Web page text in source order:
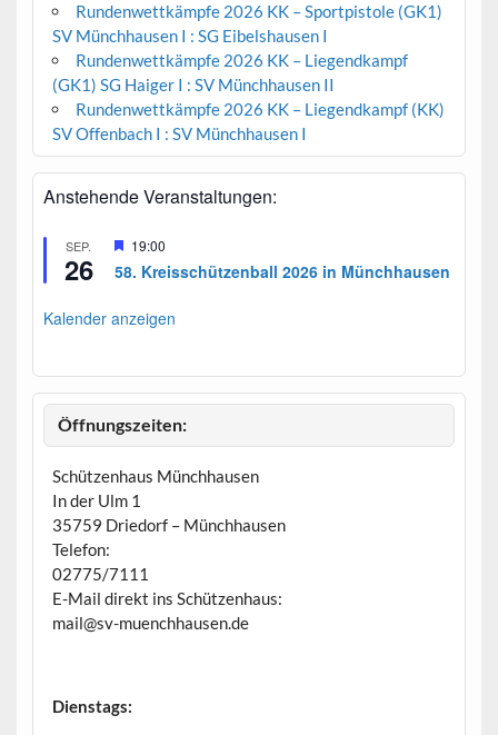
Rundenwettkämpfe 2026 KK – Sportpistole (GK1)
SV Münchhausen I : SG Eibelshausen I
Rundenwettkämpfe 2026 KK – Liegendkampf
(GK1) SG Haiger I : SV Münchhausen II
Rundenwettkämpfe 2026 KK – Liegendkampf (KK)
SV Offenbach I : SV Münchhausen I
Anstehende Veranstaltungen:
SEP.
26
H
r
o
o
b
19:00
58. Kreisschützenball 2026 in Münchhausen
Kalender anzeigen
Öffnungszeiten:
Schützenhaus Münchhausen
In der Ulm 1
35759 Driedorf – Münchhausen
Telefon:
02775/7111
E-Mail direkt ins Schützenhaus:
mail@sv-muenchhausen.de
Dienstags: